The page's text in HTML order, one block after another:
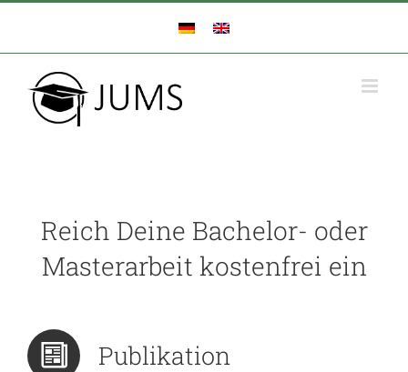
Zum
springen
Reich Deine Bachelor- oder
Masterarbeit kostenfrei ein
Publikation